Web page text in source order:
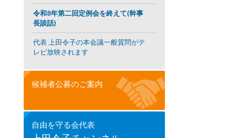
令和8年第二回定例会を終えて(幹事
長談話)
代表 上田令子の本会議一般質問がテ
レビ放映されます
候補者公募のご案内
自由を守る会代表